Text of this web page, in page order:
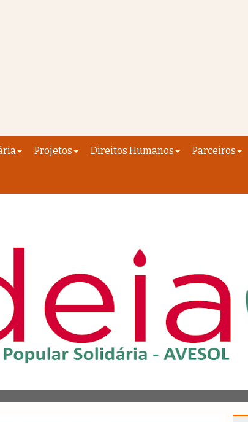
Projetos Direitos Humanos Parceiros